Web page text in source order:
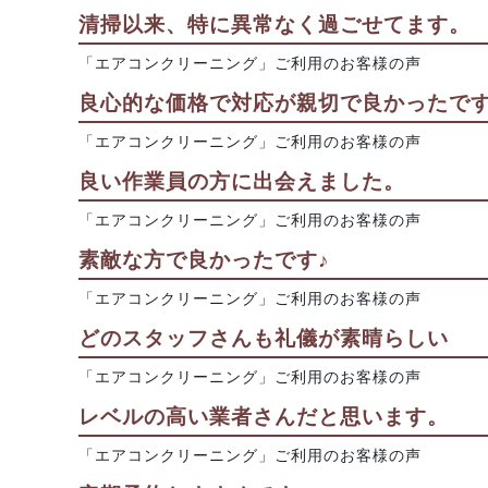
清掃以来、特に異常なく過ごせてます。
「エアコンクリーニング」ご利用のお客様の声
良心的な価格で対応が親切で良かったで
「エアコンクリーニング」ご利用のお客様の声
良い作業員の方に出会えました。
「エアコンクリーニング」ご利用のお客様の声
素敵な方で良かったです♪
「エアコンクリーニング」ご利用のお客様の声
どのスタッフさんも礼儀が素晴らしい
「エアコンクリーニング」ご利用のお客様の声
レベルの高い業者さんだと思います。
「エアコンクリーニング」ご利用のお客様の声